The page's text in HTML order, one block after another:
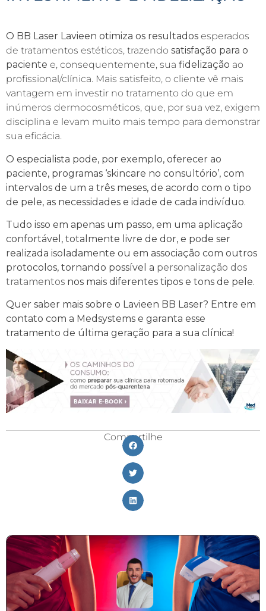
O BB Laser Lavieen otimiza os resultados esperados
de tratamentos estéticos, trazendo satisfação para o
paciente e, consequentemente, sua fidelização ao
profissional/clínica. Mais satisfeito, o cliente vê mais
vantagem em investir no tratamento do que em
inúmeros dermocosméticos, que, por sua vez, exigem
disciplina e levam muito mais tempo para demonstrar
sua eficácia.
O especialista pode, por exemplo, oferecer ao
paciente, programas ‘skincare no consultório’, com
intervalos de um a três meses, de acordo com o tipo
de pele, as necessidades e idade de cada indivíduo.
Tudo isso em apenas um passo, em uma aplicação
confortável , totalmente livre de dor, e pode ser
realizada isoladamente ou em associação com outros
protocolos, tornando possível a personalização dos
tratamentos nos mais diferentes tipos e tons de pele.
Quer saber mais sobre o Lavieen BB Laser? Entre em
contato com a Medsystems e garanta esse
tratamento de última geração para a sua clínica!
Compartilhe